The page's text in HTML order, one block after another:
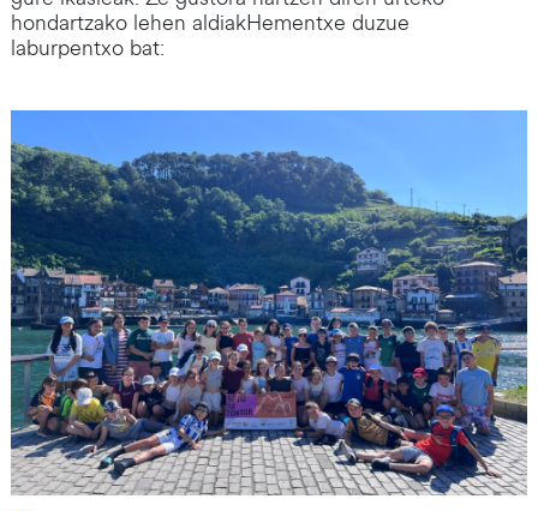
hondartzako lehen aldiakHementxe duzue
laburpentxo bat: